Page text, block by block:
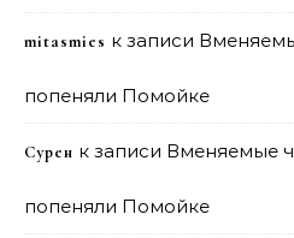
mitasmies к записи
попеняли Помойке
Сурен к записи Вменяемые
попеняли Помойке